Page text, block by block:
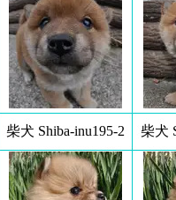
柴犬 Shiba-inu195-2 柴犬